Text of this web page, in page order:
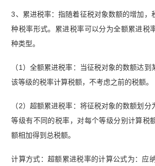
3、累进税率：指随着征税对象数额的增加，
种税率形式。累进税率可以分为全额累进税
种类型。
（1）全额累进税率‌：当征税对象的数额达到
该等级的税率计算税额，不考虑之前的税额。
（2）超额累进税率‌：将征税对象的数额划
等级有不同的税率，对每个等级分别计算税
额相加得到总税额‌。
计算方式：超额累进税率的计算公式为：应